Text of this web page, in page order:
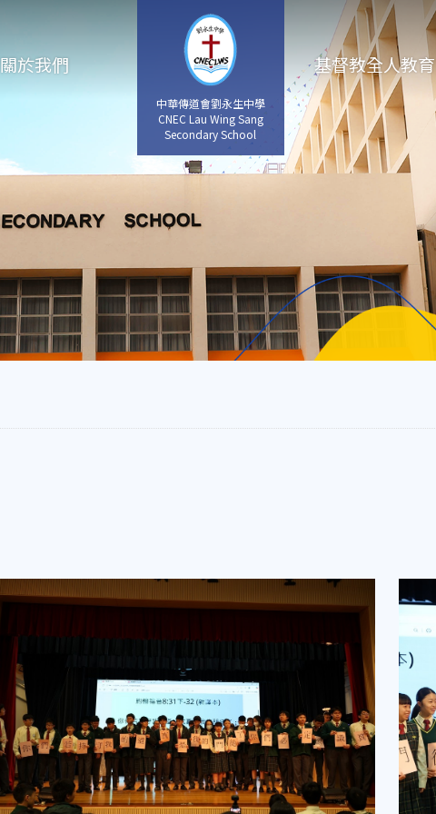
中華傳道會劉永生中學
CNEC Lau Wing Sang
Secondary School
關於我們 基督教全人教育